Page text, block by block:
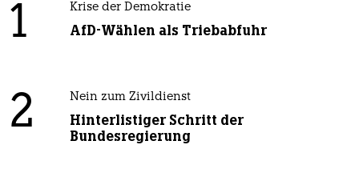
1 Krise der Demokratie
AfD-Wählen als Triebabfuhr
2 Nein zum Zivildienst
Hinterlistiger Schritt der
Bundesregierung